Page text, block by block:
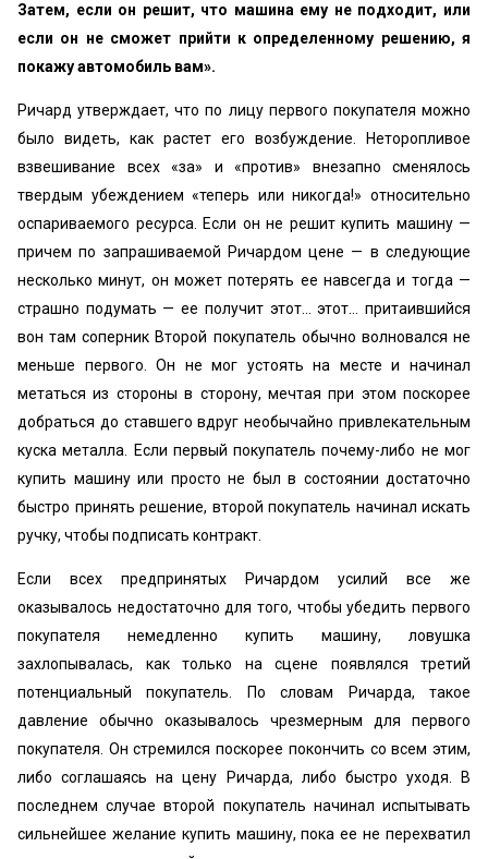
Затем, если он решит, что машина ему не подходит, или
если он не сможет прийти к определенному решению, я
покажу автомобиль вам».
Ричард утверждает, что по лицу первого покупателя можно
было видеть, как растет его возбуждение. Неторопливое
взвешивание всех «за» и «против» внезапно сменялось
твердым убеждением «теперь или никогда!» относительно
оспариваемого ресурса. Если он не решит купить машину —
причем по запрашиваемой Ричардом цене — в следующие
несколько минут, он может потерять ее навсегда и тогда —
страшно подумать — ее получит этот... этот... притаившийся
вон там соперник Второй покупатель обычно волновался не
меньше первого. Он не мог устоять на месте и начинал
метаться из стороны в сторону, мечтая при этом поскорее
добраться до ставшего вдруг необычайно привлекательным
куска металла. Если первый покупатель почему-либо не мог
купить машину или просто не был в состоянии достаточно
быстро принять решение, второй покупатель начинал искать
ручку, чтобы подписать контракт.
Если всех предпринятых Ричардом усилий все же
оказывалось недостаточно для того, чтобы убедить первого
покупателя немедленно купить машину, ловушка
захлопывалась, как только на сцене появлялся третий
потенциальный покупатель. По словам Ричарда, такое
давление обычно оказывалось чрезмерным для первого
покупателя. Он стремился поскорее покончить со всем этим,
либо соглашаясь на цену Ричарда, либо быстро уходя. В
последнем случае второй покупатель начинал испытывать
сильнейшее желание купить машину, пока ее не перехватил